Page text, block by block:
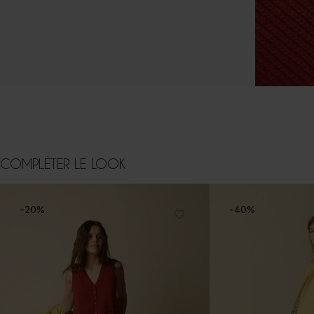
COMPLÉTER LE LOOK
-20% -40%